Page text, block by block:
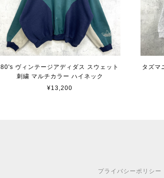
80's ヴィンテージアディダス スウェット
刺繍 マルチカラー ハイネック
¥13,200
タズマ
プライバシーポリシー